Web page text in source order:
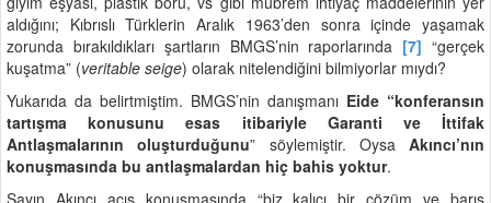
aldığını; Kıbrıslı Türklerin Aralık 1963’den sonra içinde yaşamak
zorunda bırakıldıkları şartların BMGS’nin raporlarında [7] “gerçek
kuşatma” (veritable seige) olarak nitelendiğini bilmiyorlar mıydı?
Yukarıda da belirtmiştim. BMGS’nin danışmanı Eide “konferansın
tartışma konusunu esas itibariyle Garanti ve İttifak
Antlaşmalarının oluşturduğunu” söylemiştir. Oysa Akıncı’nın
konuşmasında bu antlaşmalardan hiç bahis yoktur.
Sayın Akıncı açış konuşmasında “biz kalıcı bir çözüm ve barış